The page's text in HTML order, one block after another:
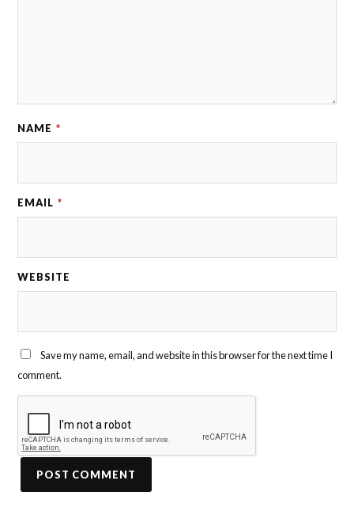
NAME *
EMAIL *
WEBSITE
Save my name, email, and website in this browser for the next time I
comment.